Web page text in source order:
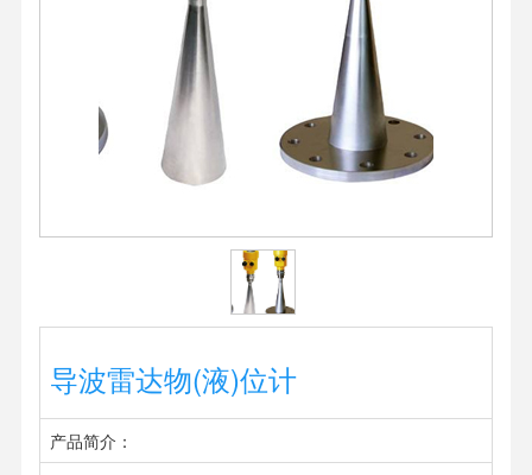
导波雷达物(液)位计
产品简介：